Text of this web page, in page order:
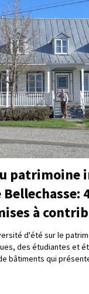
patrimoine
Bellechasse:
à
d'été sur le
des étudiantes et
bâtiments qui